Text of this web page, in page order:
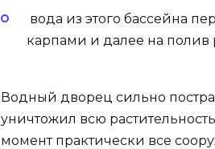
вода из этого бассейна
карпами и далее на полив
Водный дворец сильно
уничтожил всю
момент практически все